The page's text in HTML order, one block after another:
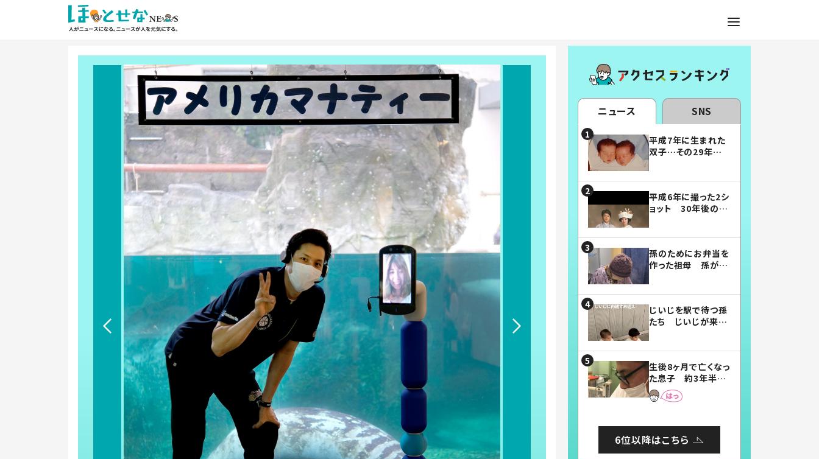
ニュース SNS
平成7年に生まれた
双子…その29年後
平成6年に撮った2シ
ョット 30年後の姿
孫のためにお弁当を
作った祖母 孫が絶
じいじを駅で待つ孫
たち じいじが来た
まらない」「幸せにな
れる」
生後8ヶ月で亡くなっ
た息子 約3年半
後、当時の妻の日記
に書いてあった本音
6位以降はこちら